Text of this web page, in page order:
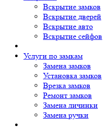
Вскрытие замков
Вскрытие дверей
Вскрытие авто
Вскрытие сейфов
Услуги по замкам
Замена замков
Установка замков
Врезка замков
Ремонт замков
Замена личинки
Замена ручки